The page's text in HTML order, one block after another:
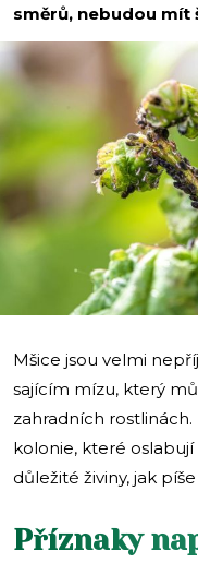
směrů, nebudou mít
Mšice jsou velmi
sajícím mízu, který
zahradních
kolonie, které
důležité živiny, jak
Příznaky